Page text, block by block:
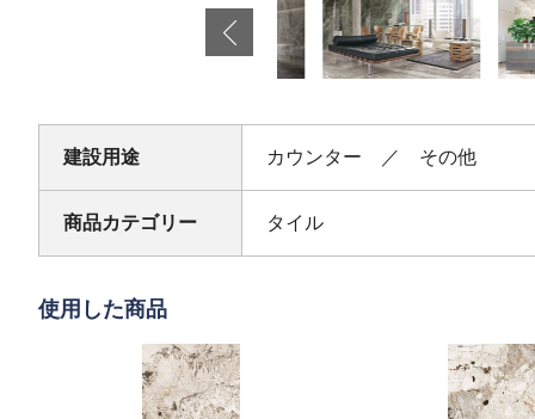
建設用途 カウンター ／ その他
商品カテゴリー タイル
使用した商品